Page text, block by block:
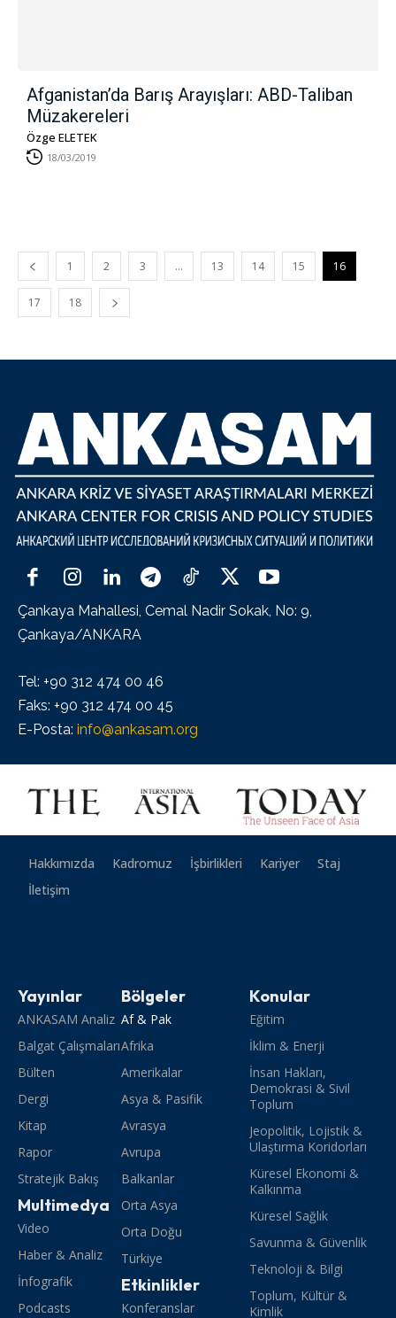
Afganistan’da Barış Arayışları: ABD-Taliban
Müzakereleri
Özge ELETEK
18/03/2019
1 2 3 … 13 14 15 16
17 18
Çankaya Mahallesi, Cemal Nadir Sokak, No: 9,
Çankaya/ANKARA
Tel: +90 312 474 00 46
Faks: +90 312 474 00 45
E-Posta: info@ankasam.org
Hakkımızda Kadromuz İşbirlikleri Kariyer
Staj
İletişim
Yayınlar
ANKASAM Analiz
Balgat Çalışmaları
Bülten
Dergi
Kitap
Rapor
Stratejik Bakış
Multimedya
Video
Haber & Analiz
İnfografik
Podcasts
Bölgeler
Af & Pak
Afrika
Amerikalar
Asya & Pasifik
Avrasya
Avrupa
Balkanlar
Orta Asya
Orta Doğu
Türkiye
Etkinlikler
Konferanslar
Konular
Eğitim
İklim & Enerji
İnsan Hakları,
Demokrasi & Sivil
Toplum
Jeopolitik, Lojistik &
Ulaştırma Koridorları
Küresel Ekonomi &
Kalkınma
Küresel Sağlık
Savunma & Güvenlik
Teknoloji & Bilgi
Toplum, Kültür &
Kimlik